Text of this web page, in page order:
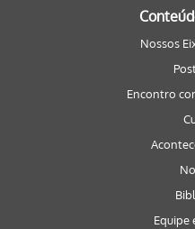
Nossos
Encontro
Equipe